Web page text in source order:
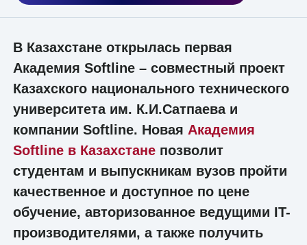
В Казахстане открылась первая
Академия Softline – совместный проект
Казахского национального технического
университета им. К.И.Сатпаева и
компании Softline. Новая Академия
Softline в Казахстанепозволит
студентам и выпускникам вузов пройти
качественное и доступное по цене
обучение, авторизованное ведущими IT-
производителями, а также получить